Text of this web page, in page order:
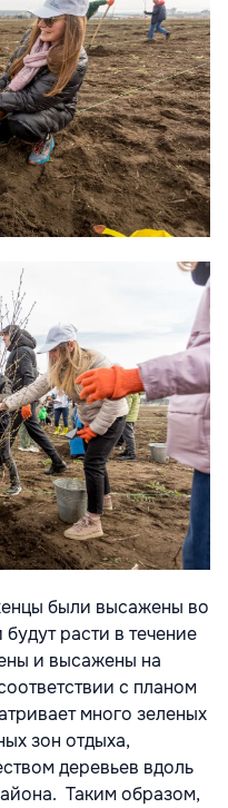
были высажены во
будут расти в течение
и высажены на
с планом
много зеленых
зон отдыха,
деревьев вдоль
Таким образом,